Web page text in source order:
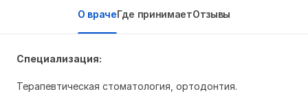
О врачеГде принимаетОтзывы
Специализация:
Терапевтическая стоматология, ортодонтия.